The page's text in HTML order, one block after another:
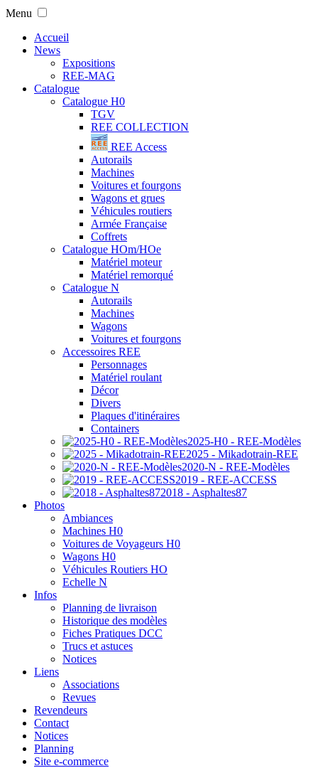
Menu
Accueil
News
Expositions
REE-MAG
Catalogue
Catalogue H0
TGV
REE COLLECTION
REE Access
Autorails
Machines
Voitures et fourgons
Wagons et grues
Véhicules routiers
Armée Française
Coffrets
Catalogue HOm/HOe
Matériel moteur
Matériel remorqué
Catalogue N
Autorails
Machines
Wagons
Voitures et fourgons
Accessoires REE
Personnages
Matériel roulant
Décor
Divers
Plaques d'itinéraires
Containers
2025-H0 - REE-Modèles
2025 - Mikadotrain-REE
2020-N - REE-Modèles
2019 - REE-ACCESS
2018 - Asphaltes87
Photos
Ambiances
Machines H0
Voitures de Voyageurs H0
Wagons H0
Véhicules Routiers HO
Echelle N
Infos
Planning de livraison
Historique des modèles
Fiches Pratiques DCC
Trucs et astuces
Notices
Liens
Associations
Revues
Revendeurs
Contact
Notices
Planning
Site e-commerce